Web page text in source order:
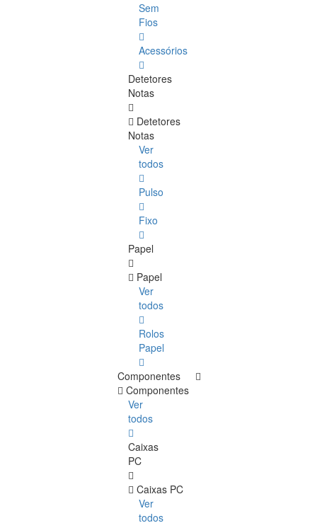
Sem
Fios
Acessórios
Detetores
Notas
Detetores
Notas
Ver
todos
Pulso
Fixo
Papel
Papel
Ver
todos
Rolos
Papel
Componentes
Componentes
Ver
todos
Caixas
PC
Caixas PC
Ver
todos